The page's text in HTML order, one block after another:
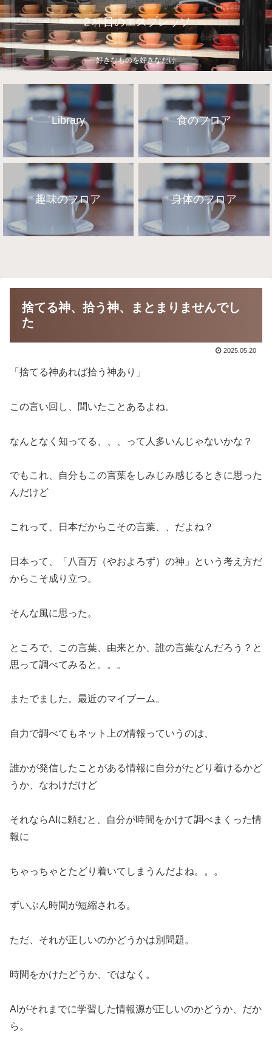
２杯目のエスプレッソ
好きなものを好きなだけ
Library 食のフロア
趣味のフロア 身体のフロア
捨てる神、拾う神、まとまりませんでし
た
2025.05.20
「捨てる神あれば拾う神あり」
この言い回し、聞いたことあるよね。
なんとなく知ってる、、、って人多いんじゃないかな？
でもこれ、自分もこの言葉をしみじみ感じるときに思った
んだけど
これって、日本だからこその言葉、、だよね？
日本って、「八百万（やおよろず）の神」という考え方だ
からこそ成り立つ。
そんな風に思った。
ところで、この言葉、由来とか、誰の言葉なんだろう？と
思って調べてみると。。。
またでました。最近のマイブーム。
自力で調べてもネット上の情報っていうのは、
誰かが発信したことがある情報に自分がたどり着けるかど
うか、なわけだけど
それならAIに頼むと、自分が時間をかけて調べまくった情
報に
ちゃっちゃとたどり着いてしまうんだよね。。。
ずいぶん時間が短縮される。
ただ、それが正しいのかどうかは別問題。
時間をかけたどうか、ではなく。
AIがそれまでに学習した情報源が正しいのかどうか、だか
ら。